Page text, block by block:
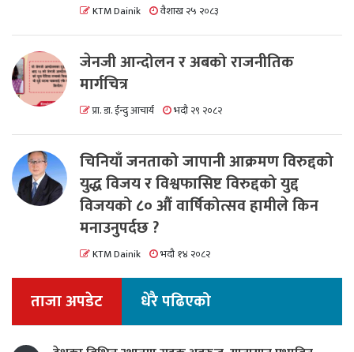
KTM Dainik वैशाख २५ २०८३
जेनजी आन्दोलन र अबको राजनीतिक
मार्गचित्र
प्रा. डा. ईन्दु आचार्य भदौ २९ २०८२
चिनियाँ जनताको जापानी आक्रमण विरुद्दको
युद्ध विजय र विश्वफासिष्ट विरुद्दको युद्द
विजयको ८० औं वार्षिकोत्सव हामीले किन
मनाउनुपर्दछ ?
KTM Dainik भदौ १४ २०८२
ताजा अपडेट धेरै पढिएको